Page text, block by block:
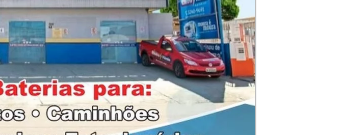
floripa com entrega Moura